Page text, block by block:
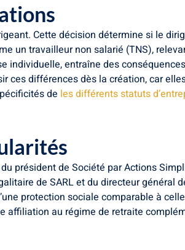
Cette décision détermine si le
un travailleur non salarié (TNS),
individuelle, entraîne des conséquences
ces différences dès la création, car
de les différents statuts
président de Société par Actions
de SARL et du directeur général
protection sociale comparable à
affiliation au régime de retraite